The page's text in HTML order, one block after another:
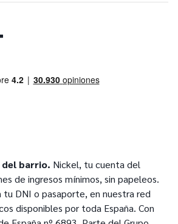
barrio. Nickel, tu cuenta del
de ingresos mínimos, sin papeleos.
DNI o pasaporte, en nuestra red
disponibles por toda España. Con